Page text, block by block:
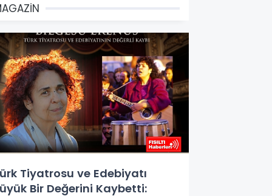
Tiyatrosu ve Edebiyatı
Bir Değerini Kaybetti: